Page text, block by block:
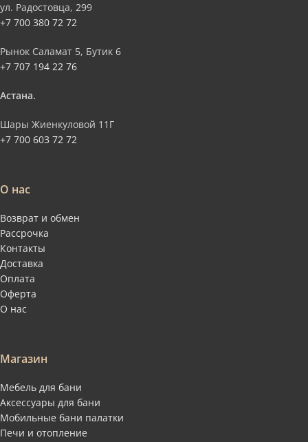
ул. Радостовца, 299
+7 700 380 72 72
Рынок Саламат 5, Бутик 6
+7 707 194 22 76
Астана.
Шары Жиенкуловой 11Г
+7 700 603 72 72
О нас
Возврат и обмен
Рассрочка
Контакты
Доставка
Оплата
Оферта
О нас
Магазин
Мебель для бани
Аксессуары для бани
Мобильные бани палатки
Печи и отопление